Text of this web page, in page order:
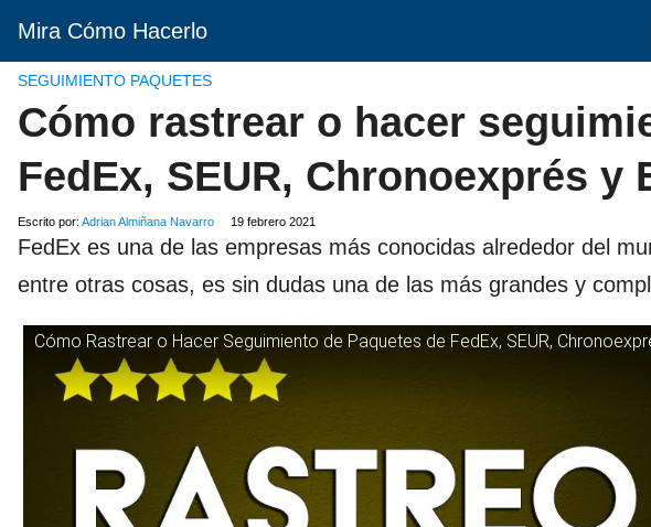
Mira Cómo Hacerlo
SEGUIMIENTO PAQUETES
Cómo rastrear o hacer
FedEx, SEUR, Chronoexprés y
Escrito por: Adrian Almiñana Navarro 19 febrero 2021
FedEx es una de las empresas más conocidas alrededor del
entre otras cosas, es sin dudas una de las más grandes y
Cómo Rastrear o Hacer Seguimiento de Paquetes de FedEx, SEUR,